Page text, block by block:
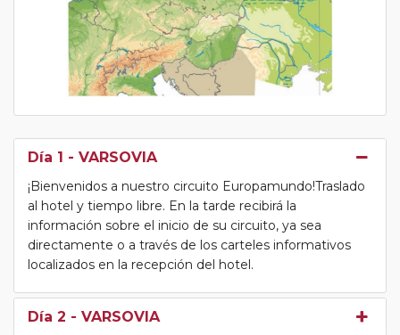
Día 1 - VARSOVIA
¡Bienvenidos a nuestro circuito Europamundo!Traslado
al hotel y tiempo libre. En la tarde recibirá la
información sobre el inicio de su circuito, ya sea
directamente o a través de los carteles informativos
localizados en la recepción del hotel.
Día 2 - VARSOVIA